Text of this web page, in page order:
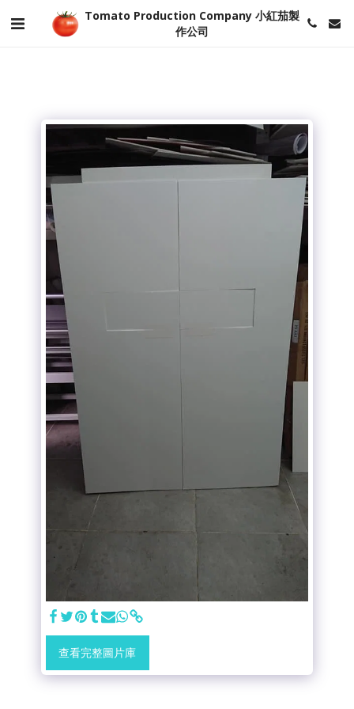
Tomato Production Company 小紅茄製
作公司
查看完整圖片庫